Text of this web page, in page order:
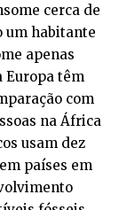
cerca de
um habitante
apenas
Europa têm
com
na África
usam dez
países em